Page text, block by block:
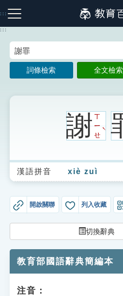
到
主
:::
注音索引圖示 筆畫索引圖
生字詞彙表
成語故事
索引選單
單字索引
:::
詞條檢索 全文檢索
謝ㄒ
ㄧ
ㄝ
ˋ
漢語拼音 xiè zuì
開啟關聯 列入收藏
切換辭典
教育部國語辭典簡編本
注音：